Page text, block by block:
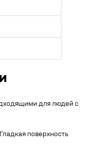
для людей с
поверхность